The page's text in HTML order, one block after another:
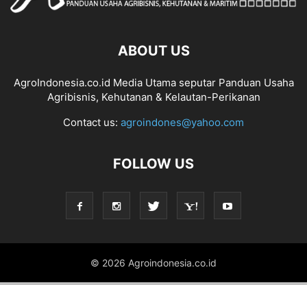
ABOUT US
AgroIndonesia.co.id Media Utama seputar Panduan Usaha
Agribisnis, Kehutanan & Kelautan-Perikanan
Contact us: agroindones@yahoo.com
FOLLOW US
© 2026 Agroindonesia.co.id